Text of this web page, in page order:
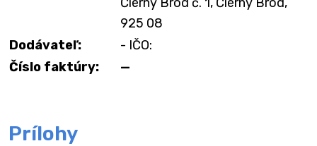
925 08
Dodávateľ:
- IČO:
Číslo faktúry:
—
Prílohy